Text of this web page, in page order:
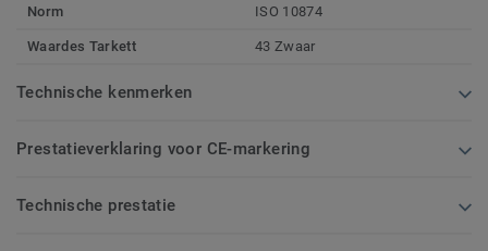
Norm
ISO 10874
Waardes Tarkett 43 Zwaar
Technische kenmerken
Prestatieverklaring voor CE-markering
Technische prestatie